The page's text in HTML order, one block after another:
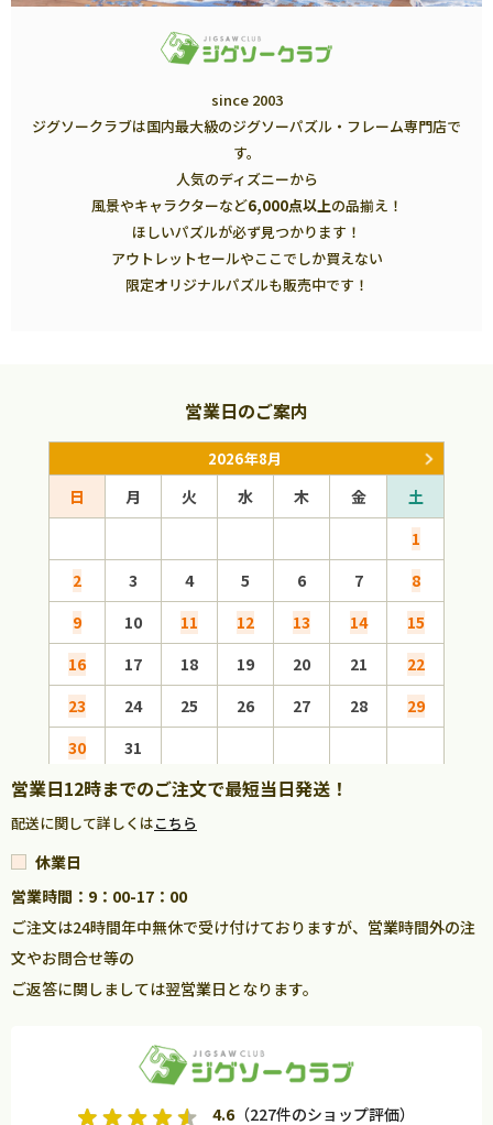
since 2003
ジグソークラブは国内最大級のジグソーパズル・フレーム専門店で
す。
人気のディズニーから
風景やキャラクターなど6,000点以上の品揃え！
ほしいパズルが必ず見つかります！
アウトレットセールやここでしか買えない
限定オリジナルパズルも販売中です！
営業日のご案内
2026年8月
日 月 火 水 木 金
土
1
2
3 4 5 6 7
8
9
10 11 12 13 14
15
16
17 18 19 20 21
22
23
24 25 26 27 28
29
30
31
営業日12時までのご注文で最短当日発送！
配送に関して詳しくはこちら
休業日
営業時間：9：00-17：00
ご注文は24時間年中無休で受け付けておりますが、営業時間外の注
文やお問合せ等の
ご返答に関しましては翌営業日となります。
4.6（227件のショップ評価）